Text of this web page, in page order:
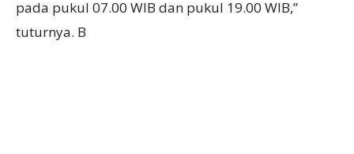
pada pukul 07.00 WIB dan pukul 19.00 WIB,”
tuturnya. B